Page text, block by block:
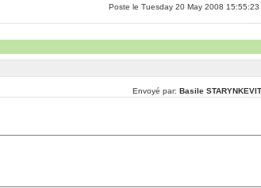
Poste le Tuesday 20 May 2008 15:55:23
Envoyé par: Basile